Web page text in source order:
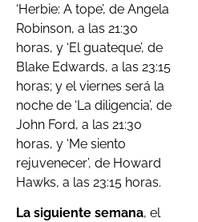
‘Herbie: A tope’, de Angela
Robinson, a las 21:30
horas, y ‘El guateque’, de
Blake Edwards, a las 23:15
horas; y el viernes será la
noche de ‘La diligencia’, de
John Ford, a las 21:30
horas, y ‘Me siento
rejuvenecer’, de Howard
Hawks, a las 23:15 horas.
La siguiente semana, el